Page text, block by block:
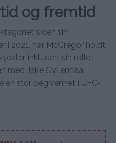
og fremtid
siden sin
i 2021, har McGregor holdt
inkludert sin rolle i
med Jake Gyllenhaal.
en stor begivenhet i UFC-